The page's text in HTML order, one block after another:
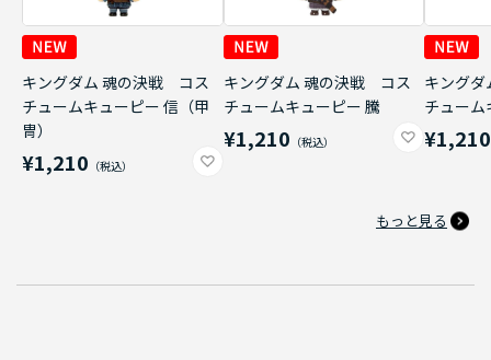
キングダム 魂の決戦 コス
チュームキューピー 信（甲
冑）
¥1,210
キングダム 魂の決戦 コス
チュームキューピー 騰
¥1,210
キング
チューム
¥1,210
もっと見る